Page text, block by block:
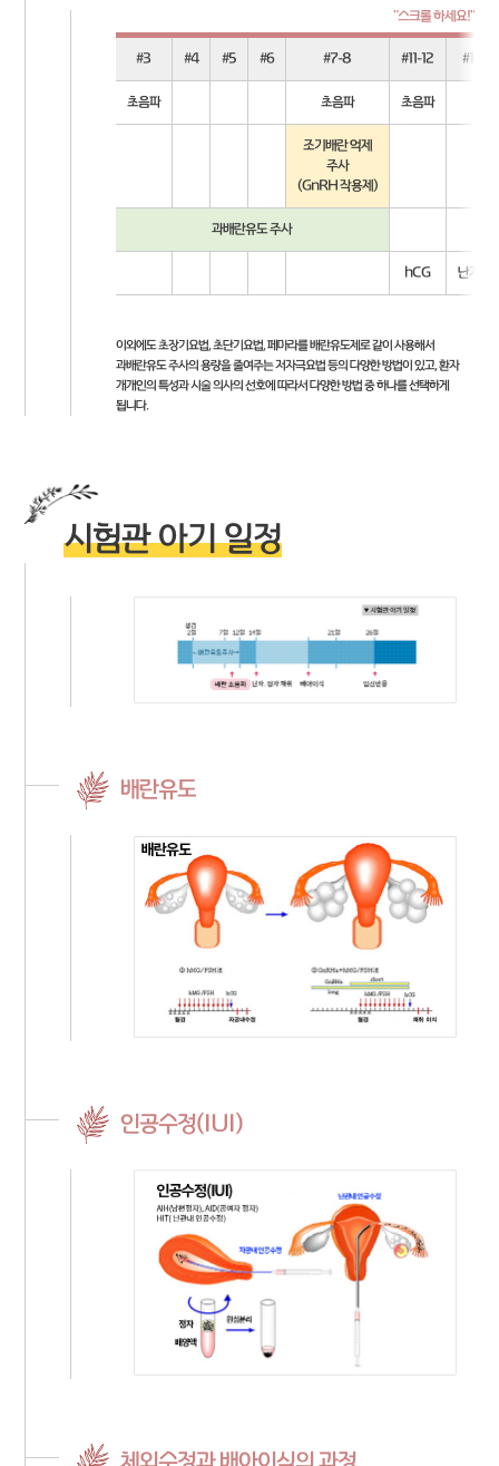
#3 #4 #5 #6 #7-8 #11-12 #13-14
초음파 초음파 초음파
조기배란 억제
주사
(GnRH 작용제)
과배란유도 주사
hCG 난자채
이외에도 초장기요법, 초단기요법, 페마라를 배란유도제로 같이 사용해서
과배란유도 주사의 용량을 줄여주는 저자극요법 등의 다양한 방법이 있고, 환자
개개인의 특성과 시술 의사의 선호에 따라서 다양한 방법 중 하나를 선택하게
됩니다.
시험관 아기 일정
배란유도
인공수정(IUI)